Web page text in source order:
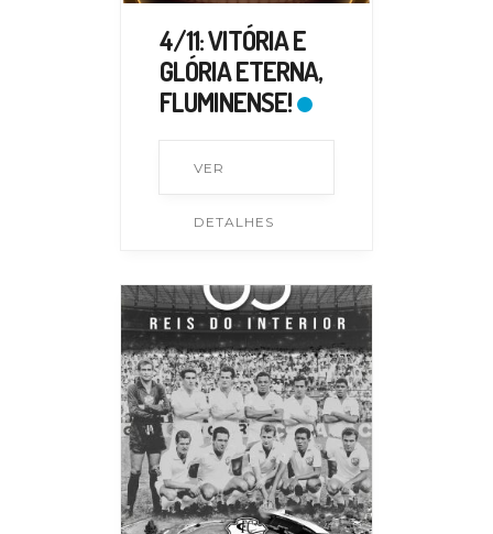
4/11: VITÓRIA E
GLÓRIA ETERNA,
FLUMINENSE!
VER
DETALHES